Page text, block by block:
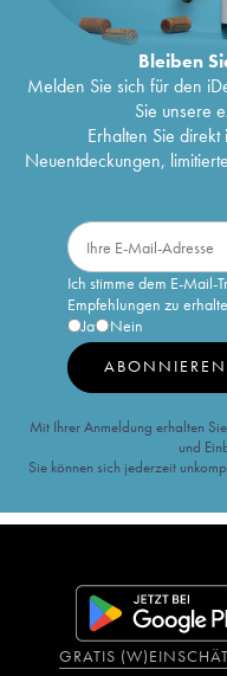
Bleiben
Melden Sie sich für den
Sie unsere
Erhalten Sie
Neuentdeckungen,
Ich stimme dem E-Mail-
Empfehlungen zu
Ja
Nein
ABONNIEREN
Mit Ihrer Anmeldung erhalten
und
Sie können sich jederzeit
GRATIS